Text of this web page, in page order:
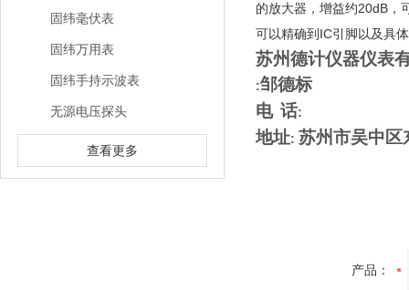
固纬毫伏表
固纬万用表
固纬手持示波表
无源电压探头
查看更多
的放大器，增益约20dB，
可以精确到IC引脚以及具
苏州德计仪器仪表
:邹德标
电 话:
地址: 苏州市吴中区
产品：